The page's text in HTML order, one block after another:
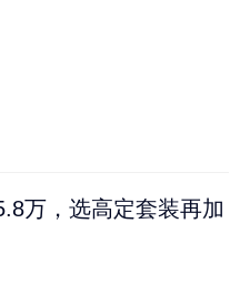
万，选高定套装再加